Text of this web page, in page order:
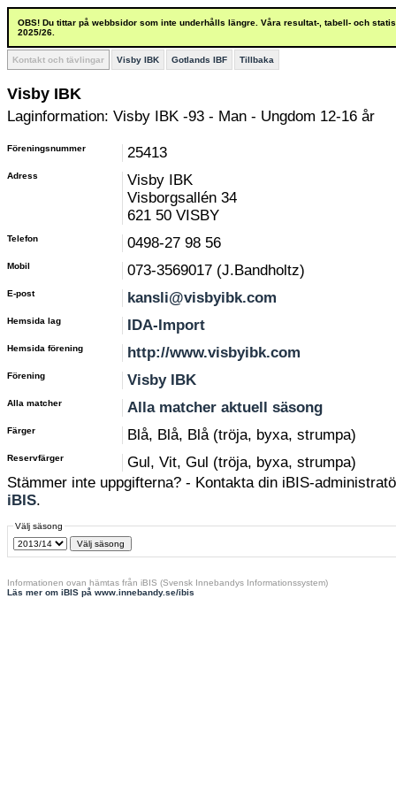
OBS! Du tittar på webbsidor som inte underhålls längre. Våra resultat-, tabell- och
2025/26.
Kontakt och tävlingar Visby IBK Gotlands IBF Tillbaka
Visby IBK
Laginformation: Visby IBK -93 - Man - Ungdom 12-16 år
Föreningsnummer 25413
Adress
Visby IBK
Visborgsallén 34
621 50 VISBY
Telefon 0498-27 98 56
Mobil 073-3569017 (J.Bandholtz)
E-post kansli@visbyibk.com
Hemsida lag IDA-Import
Hemsida förening http://www.visbyibk.com
Förening Visby IBK
Alla matcher Alla matcher aktuell säsong
Färger Blå, Blå, Blå (tröja, byxa, strumpa)
Reservfärger
Gul, Vit, Gul (tröja, byxa, strumpa)
Stämmer inte uppgifterna? - Kontakta din iBIS-
iBIS.
Välj säsong
Informationen ovan hämtas från iBIS (Svensk Innebandys Informationssystem)
Läs mer om iBIS på www.innebandy.se/ibis